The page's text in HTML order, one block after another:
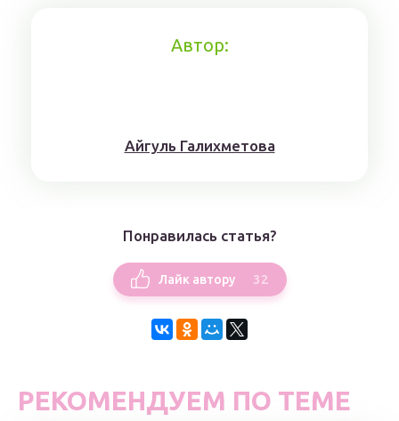
Автор:
Айгуль Галихметова
Понравилась статья?
Лайк автору 32
РЕКОМЕНДУЕМ ПО ТЕМЕ